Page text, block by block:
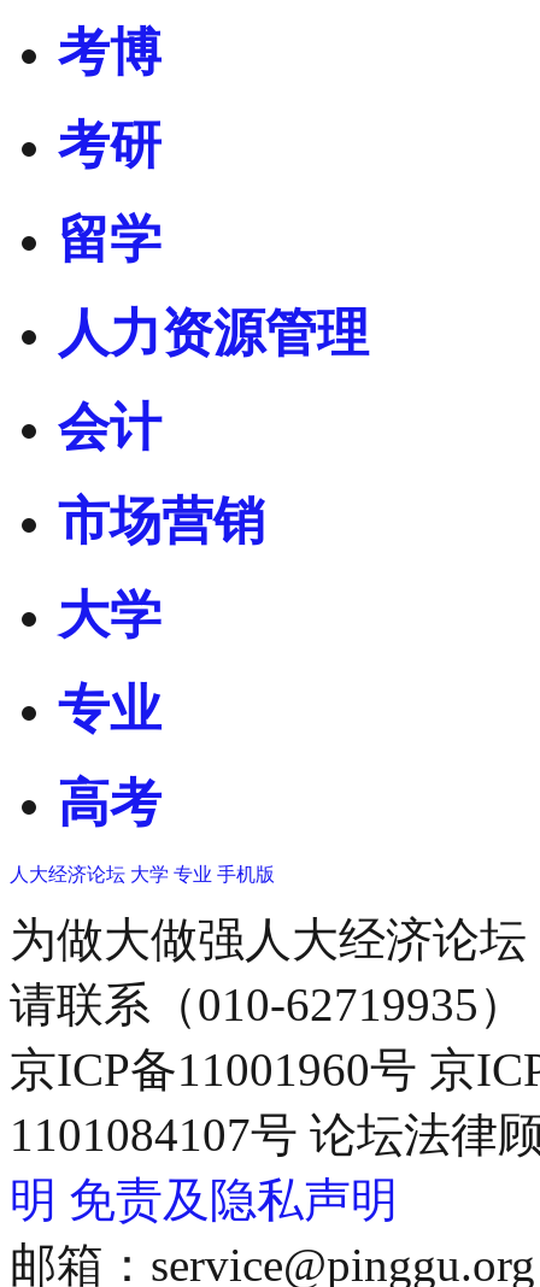
考博
考研
留学
人力资源管理
会计
市场营销
大学
专业
高考
人大经济论坛 大学 专业 手机版
为做大做强人大经济论
请联系（010-62719935）
京ICP备11001960号 京
1101084107号 论坛法律
明 免责及隐私声明
邮箱：service@pinggu.org